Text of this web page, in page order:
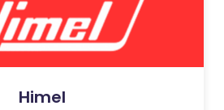
Elektronik